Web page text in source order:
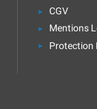
CGV
Mentions
Protection